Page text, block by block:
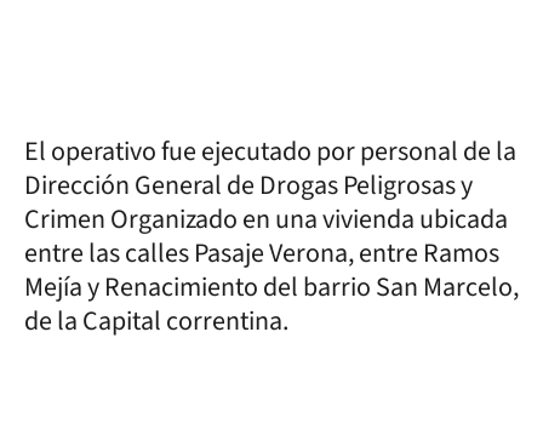
El operativo fue ejecutado por personal de la
Dirección General de Drogas Peligrosas y
Crimen Organizado en una vivienda ubicada
entre las calles Pasaje Verona, entre Ramos
Mejía y Renacimiento del barrio San Marcelo,
de la Capital correntina.